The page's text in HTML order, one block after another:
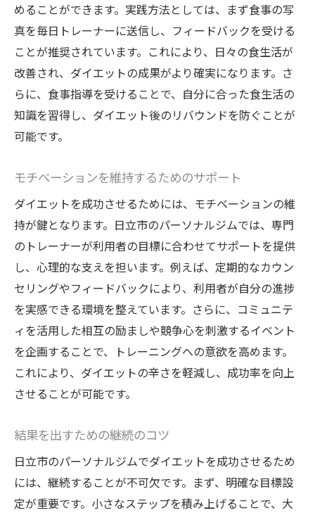
めることができます。実践方法としては、まず食事の写
真を毎日トレーナーに送信し、フィードバックを受ける
ことが推奨されています。これにより、日々の食生活が
改善され、ダイエットの成果がより確実になります。さ
らに、食事指導を受けることで、自分に合った食生活の
知識を習得し、ダイエット後のリバウンドを防ぐことが
可能です。
モチベーションを維持するためのサポート
ダイエットを成功させるためには、モチベーションの維
持が鍵となります。日立市のパーソナルジムでは、専門
のトレーナーが利用者の目標に合わせてサポートを提供
し、心理的な支えを担います。例えば、定期的なカウン
セリングやフィードバックにより、利用者が自分の進捗
を実感できる環境を整えています。さらに、コミュニテ
ィを活用した相互の励ましや競争心を刺激するイベント
を企画することで、トレーニングへの意欲を高めます。
これにより、ダイエットの辛さを軽減し、成功率を向上
させることが可能です。
結果を出すための継続のコツ
日立市のパーソナルジムでダイエットを成功させるため
には、継続することが不可欠です。まず、明確な目標設
定が重要です。小さなステップを積み上げることで、大